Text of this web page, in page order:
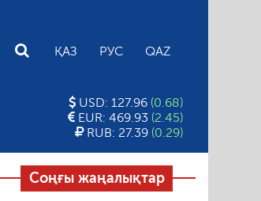
ҚАЗ РУС QAZ
USD: 127.96 (0.68)
EUR: 469.93 (2.45)
RUB: 27.39 (0.29)
түтін 06.08.2026 Құмарлық
Соңғы жаңалықтар